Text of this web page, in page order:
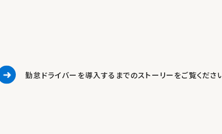
勤怠ドライバーを導入するまでのストーリーをご覧くださ